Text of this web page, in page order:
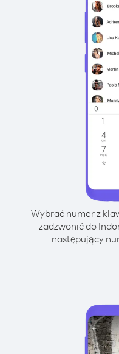
Wybrać numer z
zadzwonić do
następujący